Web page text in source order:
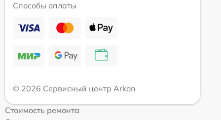
Способы оплаты
© 2026 Сервисный центр Arkon
Стоимость ремонта